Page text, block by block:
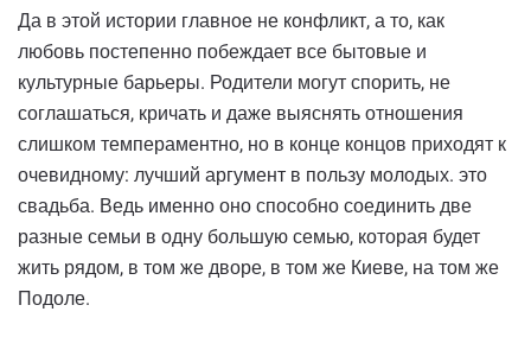
Да в этой истории главное не конфликт, а то, как
любовь постепенно побеждает все бытовые и
культурные барьеры. Родители могут спорить, не
соглашаться, кричать и даже выяснять отношения
слишком темпераментно, но в конце концов приходят к
очевидному: лучший аргумент в пользу молодых. это
свадьба. Ведь именно оно способно соединить две
разные семьи в одну большую семью, которая будет
жить рядом, в том же дворе, в том же Киеве, на том же
Подоле.